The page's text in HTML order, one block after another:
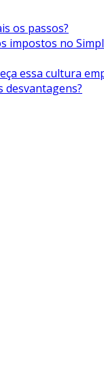
os passos?
impostos no
essa cultura
desvantagens?